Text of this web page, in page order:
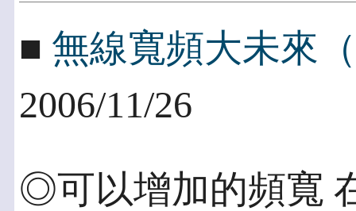
■ 無線寬頻大未來
2006/11/26
◎可以增加的頻寬